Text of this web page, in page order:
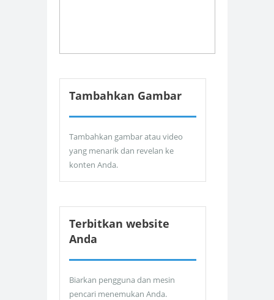
Tambahkan Gambar
Tambahkan gambar atau video
yang menarik dan revelan ke
konten Anda.
Terbitkan website
Anda
Biarkan pengguna dan mesin
pencari menemukan Anda.